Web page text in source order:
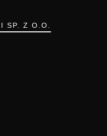
SP. Z O.O.